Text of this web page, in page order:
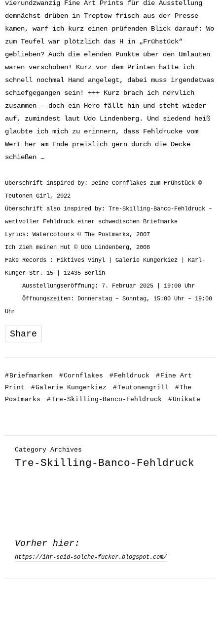
vierundzwanzig Fine Art Prints für die Ausstellung
demnächst drüben in Treptow frisch aus der Presse
kamen, warf ich kurz einen prüfenden Blick darauf: Wo
zum Teufel war plötzlich das H in „Frühstück“
geblieben? Auch die elenden Punkte über den Umlauten
waren verschoben! Kurz vor dem Printen hatte ich
schnell nochmal Hand angelegt, dabei muss irgendetwas
schiefgegangen sein! +++ Kurz brach ich nervlich
zusammen – doch ein Hero fällt hin und steht wieder
auf, zumindest laut Udo Lindenberg. Und siedend heiß
glaubte ich mich zu erinnern, dass Fehldrucke vom
Wert her am Ende preislich gern durch die Decke
schießen …
Überschrift inspired by: Deine Cornflakes zum Frühstück ©
Teutonen Girl, 2022
Überschrift also inspired by: Tre-Skilling-Banco-Fehldruck –
wertvoller Fehldruck einer schwedischen Briefmarke
Lyrics: Watercolours © The Postmarks, 2007
Ich zieh meinen Hut © Udo Lindenberg, 2008
Fake Records : Fiktives Vinyl | Galerie Kungerkiez | Karl-
Kunger-Str. 15 | 12435 Berlin
Ausstellungseröffnung: 7. Februar 2025 | 19:00 Uhr
Öffnungszeiten: Donnerstag – Sonntag, 15:00 Uhr – 19:00
Uhr
Share
#Briefmarken #Cornflakes #Fehldruck #Fine Art
Print
#Galerie Kungerkiez #Teutonengrill #The
Postmarks
#Tre-Skilling-Banco-Fehldruck #Unikate
Category Archives
Tre-Skilling-Banco-Fehldruck
Vorher hier:
https://ihr-seid-solche-fucker.blogspot.com/